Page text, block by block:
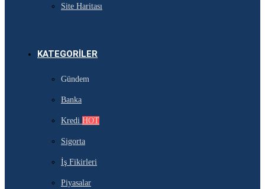
Site Haritası
KATEGORILER
Gündem
Banka
Kredi HOT
Sigorta
İş Fikirleri
Piyasalar